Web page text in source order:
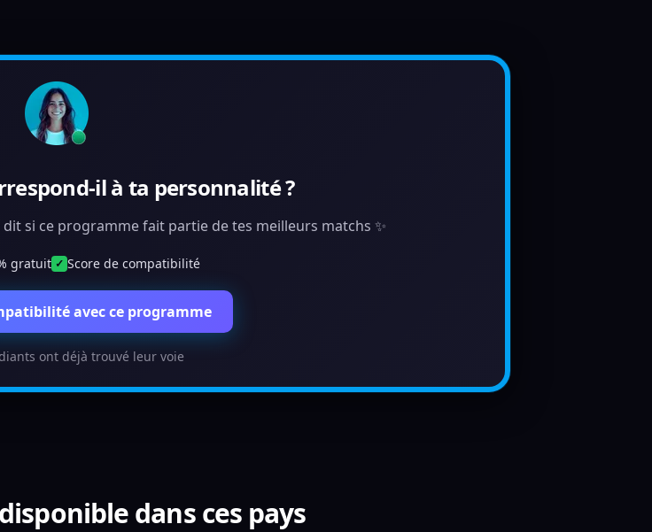
il à ta personnalité ?
si ce programme fait partie de tes meilleurs matchs ✨
gratuit ✓ Score de compatibilité
avec ce programme
ont déjà trouvé leur voie
dans ces pays